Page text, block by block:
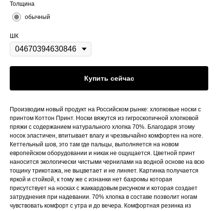
Толщина
обычный
ШК
Купить сейчас
Производим новый продукт на Российском рынке: хлопковые носки с
принтом Коттон Принт. Носки вяжутся из гигроскопичной хлопковой
пряжи с содержанием натурального хлопка 70%. Благодаря этому
носок эластичен, впитывает влагу и чрезвычайно комфортен на ноге.
Кеттельный шов, это там где пальцы, выполняется на новом
европейском оборудовании и никак не ощущается. Цветной принт
наносится экологически чистыми чернилами на водной основе на всю
тощину трикотажа, не выцветает и не линяет. Картинка получается
яркой и стойкой, к тому же с изнанки нет бахромы которая
присутствует на носках с жаккардовым рисунком и которая создает
затруднения при надевании. 70% хлопка в составе позволит ногам
чувствовать комфорт с утра и до вечера. Комфортная резинка из